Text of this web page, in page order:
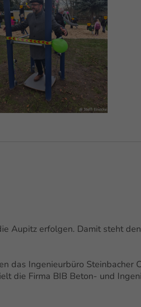
Aupitz erfolgen. Damit steht den
das Ingenieurbüro Steinbacher
die Firma BIB Beton- und